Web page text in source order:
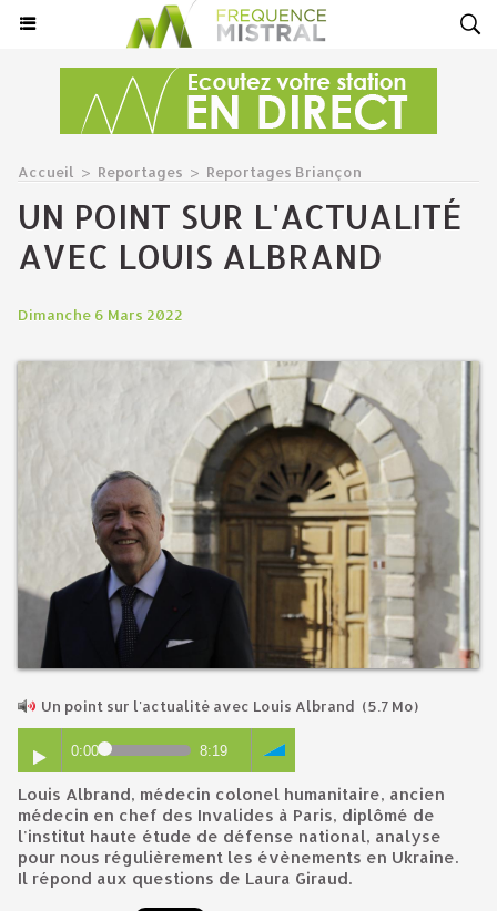
Accueil > Reportages > Reportages Briançon
UN POINT SUR L'ACTUALITÉ
AVEC LOUIS ALBRAND
Dimanche 6 Mars 2022
Un point sur l'actualité avec Louis Albrand (5.7 Mo)
0:00 8:19
Louis Albrand, médecin colonel humanitaire, ancien
médecin en chef des Invalides à Paris, diplômé de
l'institut haute étude de défense national, analyse
pour nous régulièrement les évènements en Ukraine.
Il répond aux questions de Laura Giraud.